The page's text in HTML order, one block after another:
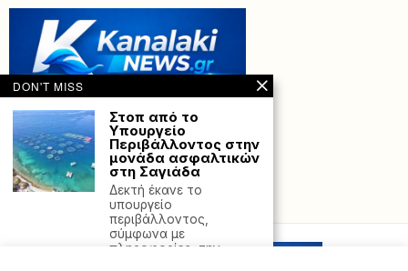
by Hostville”)
DON'T MISS
Στοπ από το
Υπουργείο
Περιβάλλοντος στην
μονάδα ασφαλτικών
στη Σαγιάδα
Δεκτή έκανε το
υπουργείο
περιβάλλοντος,
σύμφωνα με
πληροφορίες, την